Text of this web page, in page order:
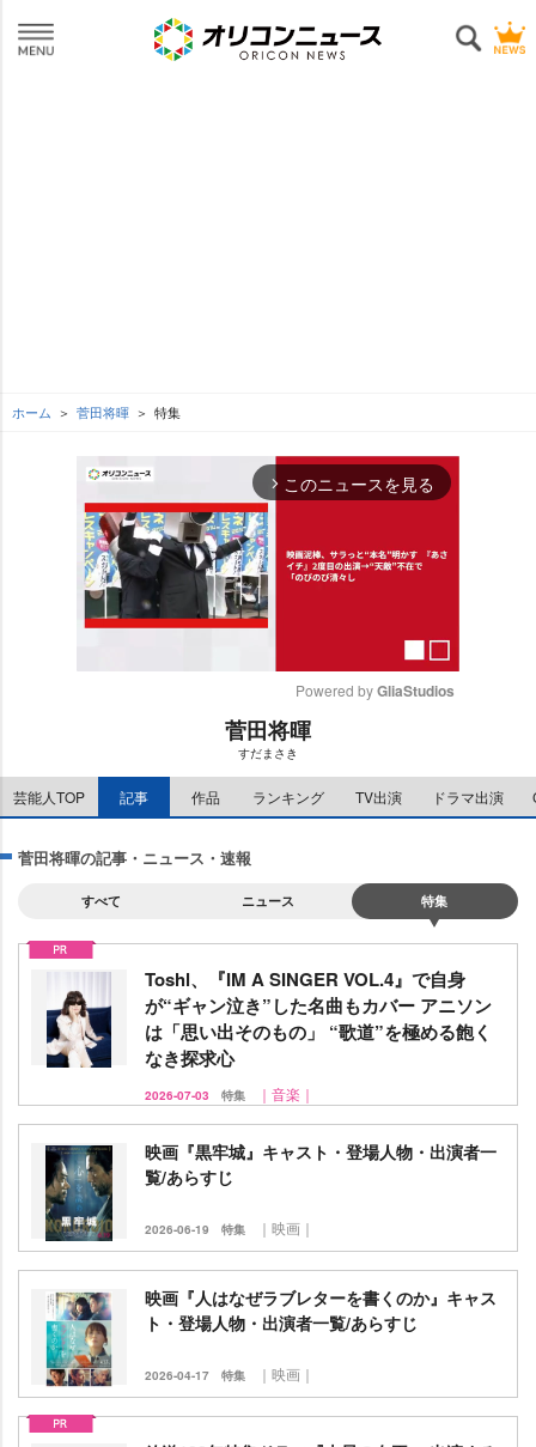
ホーム 菅田将暉 特集
arrow_forward_ios このニュースを見る
e
Powered by GliaStudios
菅田将暉
すだまさき
芸能人TOP 記事 作品 ランキング TV出演 ドラマ出演
菅田将暉の記事・ニュース・速報
すべて ニュース 特集
Toshl、『IM A SINGER VOL.4』で自身
が“ギャン泣き”した名曲もカバー アニソン
は「思い出そのもの」 “歌道”を極める飽く
なき探求心
2026-07-03 特集 ｜音楽｜
映画『黒牢城』キャスト・登場人物・出演者一
覧/あらすじ
2026-06-19 特集 ｜映画｜
映画『人はなぜラブレターを書くのか』キャス
ト・登場人物・出演者一覧/あらすじ
2026-04-17 特集 ｜映画｜